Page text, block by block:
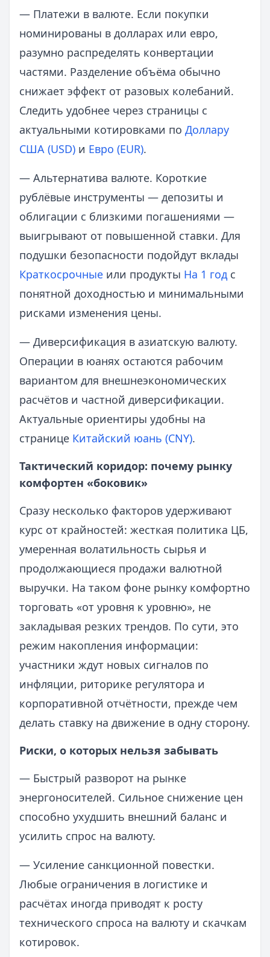
— Платежи в валюте. Если покупки
номинированы в долларах или евро,
разумно распределять конвертации
частями. Разделение объёма обычно
снижает эффект от разовых колебаний.
Следить удобнее через страницы с
актуальными котировками по Доллару
США (USD) и Евро (EUR).
— Альтернатива валюте. Короткие
рублёвые инструменты — депозиты и
облигации с близкими погашениями —
выигрывают от повышенной ставки. Для
подушки безопасности подойдут вклады
Краткосрочные или продукты На 1 год с
понятной доходностью и минимальными
рисками изменения цены.
— Диверсификация в азиатскую валюту.
Операции в юанях остаются рабочим
вариантом для внешнеэкономических
расчётов и частной диверсификации.
Актуальные ориентиры удобны на
странице Китайский юань (CNY).
Тактический коридор: почему рынку
комфортен «боковик»
Сразу несколько факторов удерживают
курс от крайностей: жесткая политика ЦБ,
умеренная волатильность сырья и
продолжающиеся продажи валютной
выручки. На таком фоне рынку комфортно
торговать «от уровня к уровню», не
закладывая резких трендов. По сути, это
режим накопления информации:
участники ждут новых сигналов по
инфляции, риторике регулятора и
корпоративной отчётности, прежде чем
делать ставку на движение в одну сторону.
Риски, о которых нельзя забывать
— Быстрый разворот на рынке
энергоносителей. Сильное снижение цен
способно ухудшить внешний баланс и
усилить спрос на валюту.
— Усиление санкционной повестки.
Любые ограничения в логистике и
расчётах иногда приводят к росту
технического спроса на валюту и скачкам
котировок.